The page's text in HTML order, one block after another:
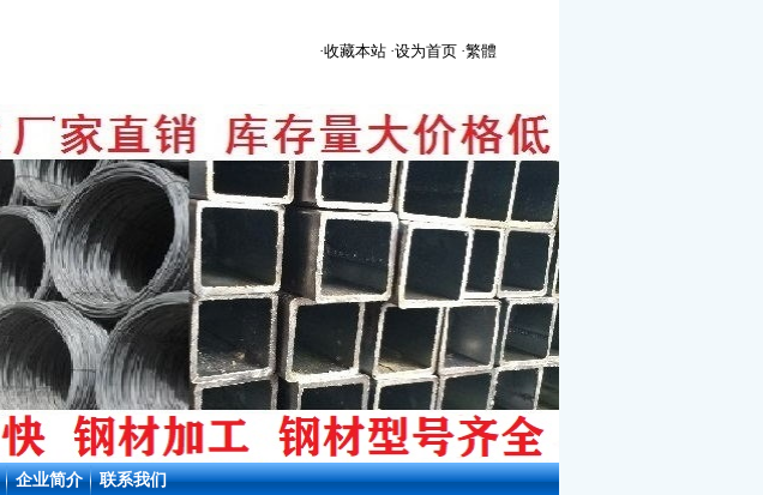
·收藏本站 ·设为首页 ·繁體
企业简介 联系我们